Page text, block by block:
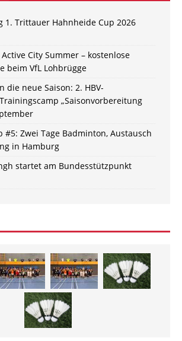
1. Trittauer Hahnheide Cup 2026
City Summer – kostenlose
beim VfL Lohbrügge
die neue Saison: 2. HBV-
„Saisonvorbereitung
#5: Zwei Tage Badminton, Austausch
in Hamburg
startet am Bundesstützpunkt